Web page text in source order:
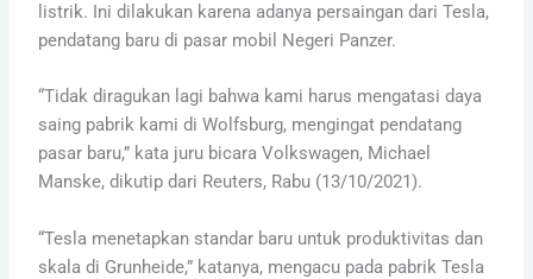
listrik. Ini dilakukan karena adanya persaingan dari Tesla,
pendatang baru di pasar mobil Negeri Panzer.
“Tidak diragukan lagi bahwa kami harus mengatasi daya
saing pabrik kami di Wolfsburg, mengingat pendatang
pasar baru,” kata juru bicara Volkswagen, Michael
Manske, dikutip dari Reuters, Rabu (13/10/2021).
“Tesla menetapkan standar baru untuk produktivitas dan
skala di Grunheide,” katanya, mengacu pada pabrik Tesla